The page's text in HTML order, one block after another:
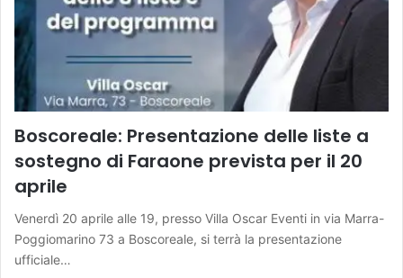
Boscoreale: Presentazione delle liste a
sostegno di Faraone prevista per il 20
aprile
Venerdì 20 aprile alle 19, presso Villa Oscar Eventi in via Marra-
Poggiomarino 73 a Boscoreale, si terrà la presentazione
ufficiale…